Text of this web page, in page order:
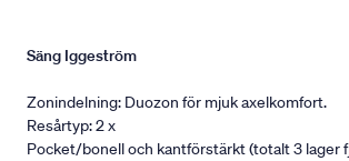
Säng Iggeström
Zonindelning: Duozon för mjuk axelkomfort.
Resårtyp: 2 x
Pocket/bonell och kantförstärkt (totalt 3 lager